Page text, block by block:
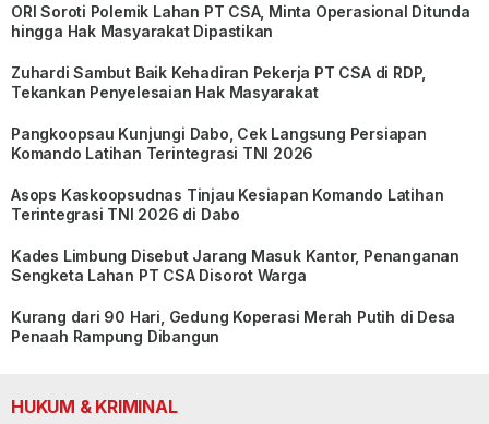
ORI Soroti Polemik Lahan PT CSA, Minta Operasional Ditunda
hingga Hak Masyarakat Dipastikan
Zuhardi Sambut Baik Kehadiran Pekerja PT CSA di RDP,
Tekankan Penyelesaian Hak Masyarakat
Pangkoopsau Kunjungi Dabo, Cek Langsung Persiapan
Komando Latihan Terintegrasi TNI 2026
Asops Kaskoopsudnas Tinjau Kesiapan Komando Latihan
Terintegrasi TNI 2026 di Dabo
Kades Limbung Disebut Jarang Masuk Kantor, Penanganan
Sengketa Lahan PT CSA Disorot Warga
Kurang dari 90 Hari, Gedung Koperasi Merah Putih di Desa
Penaah Rampung Dibangun
HUKUM & KRIMINAL